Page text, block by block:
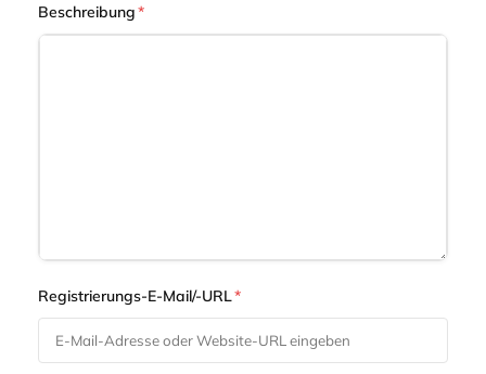
Beschreibung*
Registrierungs-E-Mail/-URL*